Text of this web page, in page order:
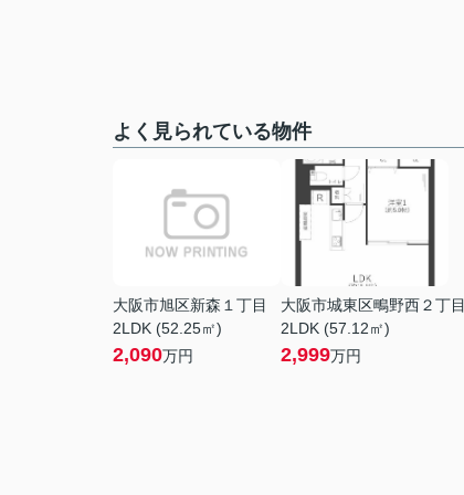
よく見られている物件
大阪市旭区新森１丁目
2LDK (52.25㎡)
2,090万円
大阪市城東区鴫野西２丁目
2LDK (57.12㎡)
2,999万円